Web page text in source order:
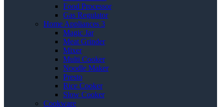
Food Processor
Gas Regulator
Home Appliances 3
Magic Jar
Meat Grinder
Mixer
Multi Cooker
Noodle Maker
Presto
Rice Cooker
Slow Cooker
Cookware